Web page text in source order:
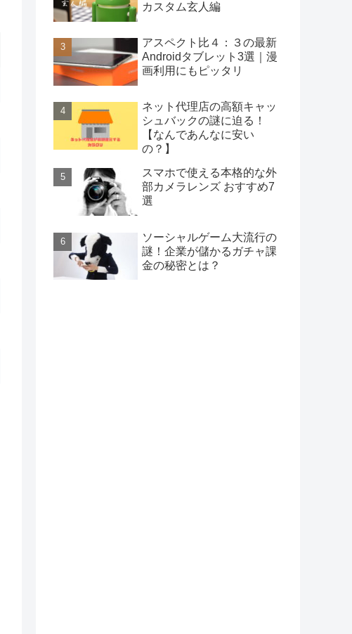
カスタム玄人編
アスペクト比４：３の最新
Androidタブレット3選｜漫
画利用にもピッタリ
ネット代理店の高額キャッ
シュバックの謎に迫る！
【なんであんなに安い
の？】
スマホで使える本格的な外
部カメラレンズ おすすめ7
選
ソーシャルゲーム大流行の
謎！企業が儲かるガチャ課
金の秘密とは？